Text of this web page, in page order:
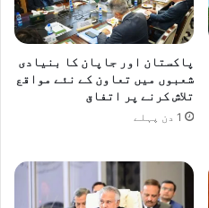
پاکستان اور جاپان کا بنیادی
شعبوں میں تعاون کے نئے مواقع
تلاش کرنے پر اتفاق
1 دن پہلے